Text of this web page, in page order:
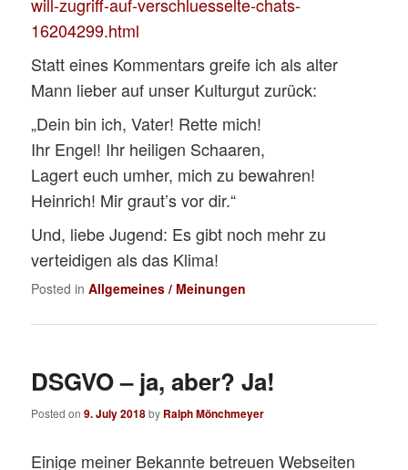
16204299.html
Statt eines Kommentars greife ich als alter
Mann lieber auf unser Kulturgut zurück:
„Dein bin ich, Vater! Rette mich!
Ihr Engel! Ihr heiligen Schaaren,
Lagert euch umher, mich zu bewahren!
Heinrich! Mir graut’s vor dir.“
Und, liebe Jugend: Es gibt noch mehr zu
verteidigen als das Klima!
Posted in Allgemeines / Meinungen
DSGVO – ja, aber? Ja!
Posted on9. July 2018by Ralph Mönchmeyer
Einige meiner Bekannte betreuen Webseiten